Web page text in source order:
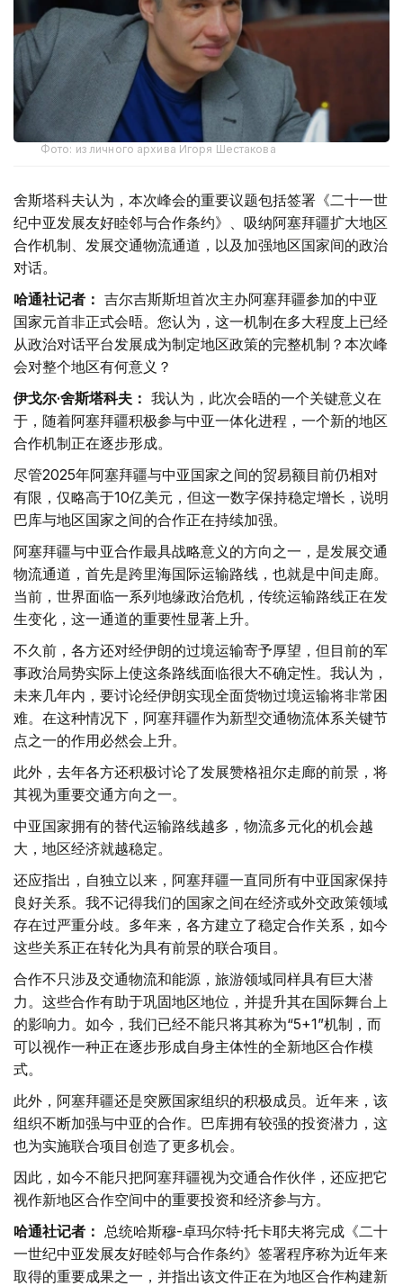
Фото: из личного архива Игоря Шестакова
舍斯塔科夫认为，本次峰会的重要议题包括签署《二十一世
纪中亚发展友好睦邻与合作条约》、吸纳阿塞拜疆扩大地区
合作机制、发展交通物流通道，以及加强地区国家间的政治
对话。
哈通社记者： 吉尔吉斯斯坦首次主办阿塞拜疆参加的中亚
国家元首非正式会晤。您认为，这一机制在多大程度上已经
从政治对话平台发展成为制定地区政策的完整机制？本次峰
会对整个地区有何意义？
伊戈尔·舍斯塔科夫： 我认为，此次会晤的一个关键意义在
于，随着阿塞拜疆积极参与中亚一体化进程，一个新的地区
合作机制正在逐步形成。
尽管2025年阿塞拜疆与中亚国家之间的贸易额目前仍相对
有限，仅略高于10亿美元，但这一数字保持稳定增长，说明
巴库与地区国家之间的合作正在持续加强。
阿塞拜疆与中亚合作最具战略意义的方向之一，是发展交通
物流通道，首先是跨里海国际运输路线，也就是中间走廊。
当前，世界面临一系列地缘政治危机，传统运输路线正在发
生变化，这一通道的重要性显著上升。
不久前，各方还对经伊朗的过境运输寄予厚望，但目前的军
事政治局势实际上使这条路线面临很大不确定性。我认为，
未来几年内，要讨论经伊朗实现全面货物过境运输将非常困
难。在这种情况下，阿塞拜疆作为新型交通物流体系关键节
点之一的作用必然会上升。
此外，去年各方还积极讨论了发展赞格祖尔走廊的前景，将
其视为重要交通方向之一。
中亚国家拥有的替代运输路线越多，物流多元化的机会越
大，地区经济就越稳定。
还应指出，自独立以来，阿塞拜疆一直同所有中亚国家保持
良好关系。我不记得我们的国家之间在经济或外交政策领域
存在过严重分歧。多年来，各方建立了稳定合作关系，如今
这些关系正在转化为具有前景的联合项目。
合作不只涉及交通物流和能源，旅游领域同样具有巨大潜
力。这些合作有助于巩固地区地位，并提升其在国际舞台上
的影响力。如今，我们已经不能只将其称为“5+1”机制，而
可以视作一种正在逐步形成自身主体性的全新地区合作模
式。
此外，阿塞拜疆还是突厥国家组织的积极成员。近年来，该
组织不断加强与中亚的合作。巴库拥有较强的投资潜力，这
也为实施联合项目创造了更多机会。
因此，如今不能只把阿塞拜疆视为交通合作伙伴，还应把它
视作新地区合作空间中的重要投资和经济参与方。
哈通社记者： 总统哈斯穆-卓玛尔特·托卡耶夫将完成《二十
一世纪中亚发展友好睦邻与合作条约》签署程序称为近年来
取得的重要成果之一，并指出该文件正在为地区合作构建新